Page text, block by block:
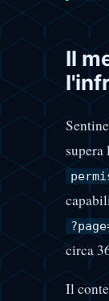
Il
circa
Il